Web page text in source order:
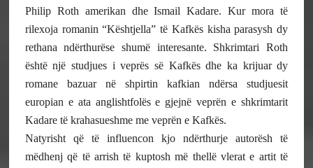
Philip Roth amerikan dhe Ismail Kadare. Kur mora të
rilexoja romanin “Kështjella” të Kafkës kisha parasysh dy
rethana ndërthurëse shumë interesante. Shkrimtari Roth
është një studjues i veprës së Kafkës dhe ka krijuar dy
romane bazuar në shpirtin kafkian ndërsa studjuesit
europian e ata anglishtfolës e gjejnë veprën e shkrimtarit
Kadare të krahasueshme me veprën e Kafkës.
Natyrisht që të influencon kjo ndërthurje autorësh të
mëdhenj që të arrish të kuptosh më thellë vlerat e artit të